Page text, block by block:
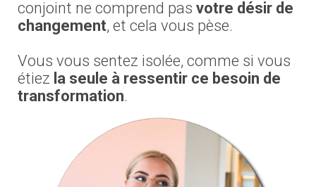
conjoint ne comprend pas votre désir de
changement, et cela vous pèse.
Vous vous sentez isolée, comme si vous
étiez la seule à ressentir ce besoin de
transformation.